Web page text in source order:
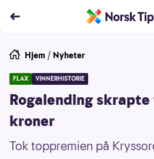
Hjem / Nyheter
FLAX VINNERHISTORIE
Rogalending
kroner
Tok toppremien på